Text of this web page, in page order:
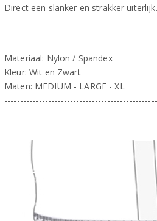
Direct een slanker en strakker uiterlijk.
Materiaal: Nylon / Spandex
Kleur: Wit en Zwart
Maten: MEDIUM - LARGE - XL